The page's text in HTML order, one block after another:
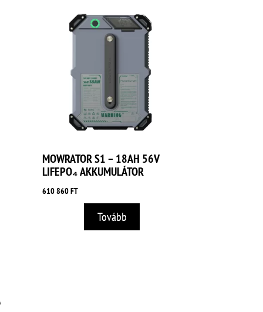
MOWRATOR S1 – 18AH 56V
LIFEPO₄ AKKUMULÁTOR
610 860FT
Tovább